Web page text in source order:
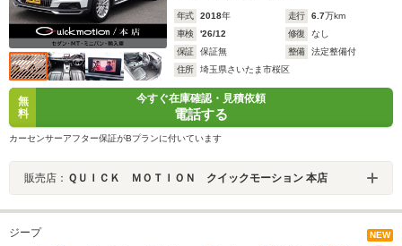
年式 2018年 走行 6.7万km
車検
'26/12 修復
なし
保証
保証無 整備
法定整備付
住所
埼玉県さいたま市桜区
無
料
今すぐ在庫確認・見積依頼
電話する
カーセンサーアフター保証がBプランに付いています
販売店： ＱＵＩＣＫ ＭＯＴＩＯＮ クイックモーション 本店
ジープ NEW